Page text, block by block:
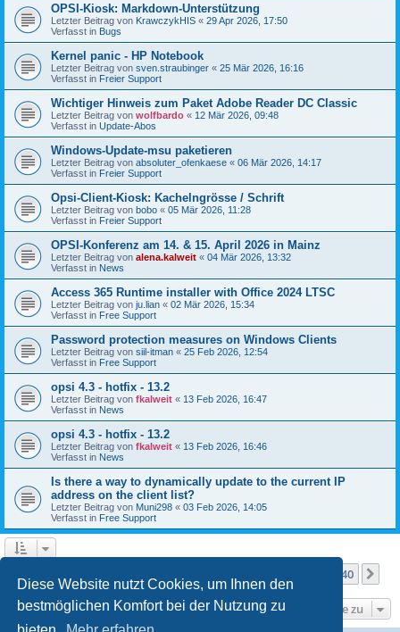
Diese Website nutzt Cookies, um Ihnen den
bestmöglichen Komfort bei der Nutzung zu
OPSI-Kiosk: Markdown-Unterstützung
Letzter Beitrag von KrawczykHIS « 29 Apr 2026, 17:50
Verfasst in Bugs
Kernel panic - HP Notebook
Letzter Beitrag von sven.straubinger « 25 Mär 2026, 16:16
Verfasst in Freier Support
Wichtiger Hinweis zum Paket Adobe Reader DC Classic
Letzter Beitrag von wolfbardo « 12 Mär 2026, 09:48
Verfasst in Update-Abos
Windows-Update-msu paketieren
Letzter Beitrag von absoluter_ofenkaese « 06 Mär 2026, 14:17
Verfasst in Freier Support
Opsi-Client-Kiosk: Kachelngrösse / Schrift
Letzter Beitrag von bobo « 05 Mär 2026, 11:28
Verfasst in Freier Support
OPSI-Konferenz am 14. & 15. April 2026 in Mainz
Letzter Beitrag von alena.kalweit « 04 Mär 2026, 13:32
Verfasst in News
Access 365 Runtime installer with Office 2024 LTSC
Letzter Beitrag von ju.lian « 02 Mär 2026, 15:34
Verfasst in Free Support
Password protection measures on Windows Clients
Letzter Beitrag von siil-itman « 25 Feb 2026, 12:54
Verfasst in Free Support
opsi 4.3 - hotfix - 13.2
Letzter Beitrag von fkalweit « 13 Feb 2026, 16:47
Verfasst in News
opsi 4.3 - hotfix - 13.2
Letzter Beitrag von fkalweit « 13 Feb 2026, 16:46
Verfasst in News
Is there a way to dynamically update to the current IP
address on the client list?
Letzter Beitrag von Muni298 « 03 Feb 2026, 14:05
Verfasst in Free Support
40
Gehe zu